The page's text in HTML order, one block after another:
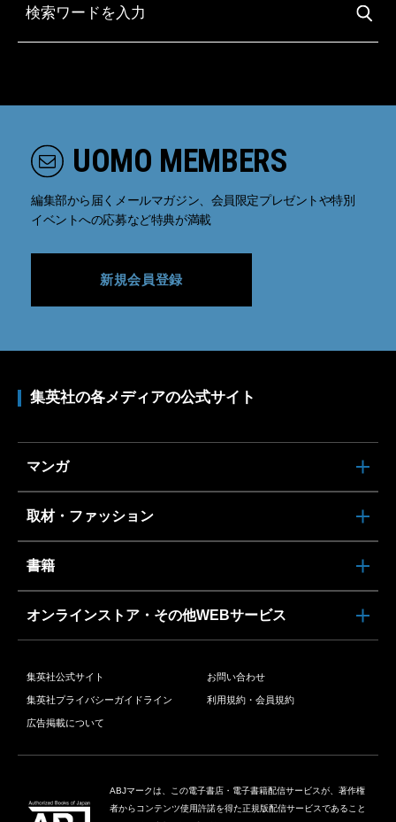
UOMO MEMBERS
編集部から届くメールマガジン、会員限定プレゼントや特別
イベントへの応募など特典が満載
新規会員登録
集英社の各メディアの公式サイト
マンガ
取材・ファッション
書籍
オンラインストア・その他WEBサービス
集英社公式サイト お問い合わせ
集英社プライバシーガイドライン 利用規約・会員規約
広告掲載について
ABJマークは、この電子書店・電子書籍配信サービスが、著作権
者からコンテンツ使用許諾を得た正規版配信サービスであること